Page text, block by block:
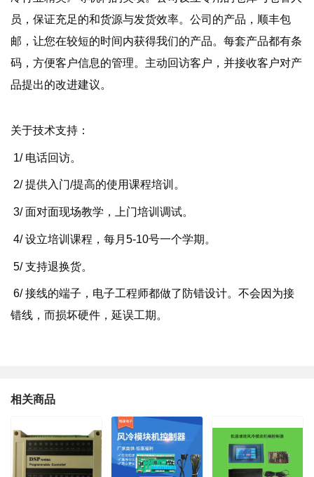
员，保证充足的和货源与发货效率。公司的产品，顺丰包
邮，让您在较短的时间内获得我们的产品。每套产品都有条
码，方便客户信息的管理。主动回访客户，并接收客户对产
品提出的改进建议。
关于技术支持：
1/ 电话回访。
2/ 提供入门/提高的使用课程培训。
3/ 面对面现场教学，上门培训调试。
4/ 设立培训课程，每月5-10号一个学期。
5/ 支持退换货。
6/ 接线的端子，电子工程师都做了防错设计。不会因为接
错线，而损坏硬件，延误工期。
相关商品